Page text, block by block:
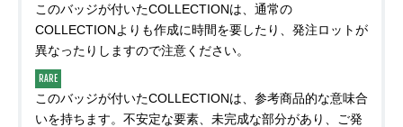
このバッジが付いたCOLLECTIONは、通常の
COLLECTIONよりも作成に時間を要したり、発注ロットが
異なったりしますので注意ください。
RARE
このバッジが付いたCOLLECTIONは、参考商品的な意味合
いを持ちます。不安定な要素、未完成な部分があり、ご発